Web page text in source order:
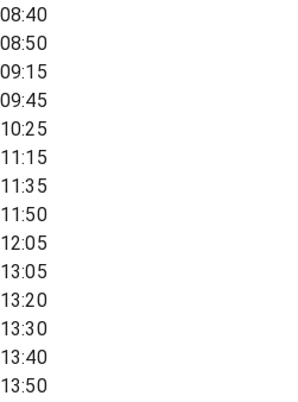
08:40
08:50
09:15
09:45
10:25
11:15
11:35
11:50
12:05
13:05
13:20
13:30
13:40
13:50